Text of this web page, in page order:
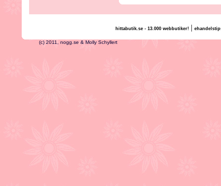
hittabutik.se - 13.000 webbutiker!|
(c) 2011, nogg.se & Molly Schyllert